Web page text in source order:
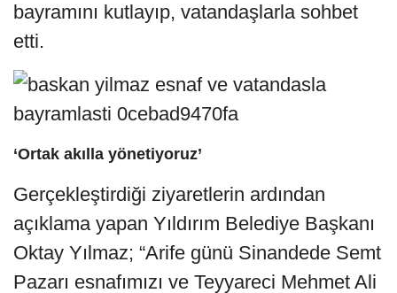
bayramını kutlayıp, vatandaşlarla sohbet
etti.
‘Ortak akılla yönetiyoruz’
Gerçekleştirdiği ziyaretlerin ardından
açıklama yapan Yıldırım Belediye Başkanı
Oktay Yılmaz; “Arife günü Sinandede Semt
Pazarı esnafımızı ve Teyyareci Mehmet Ali